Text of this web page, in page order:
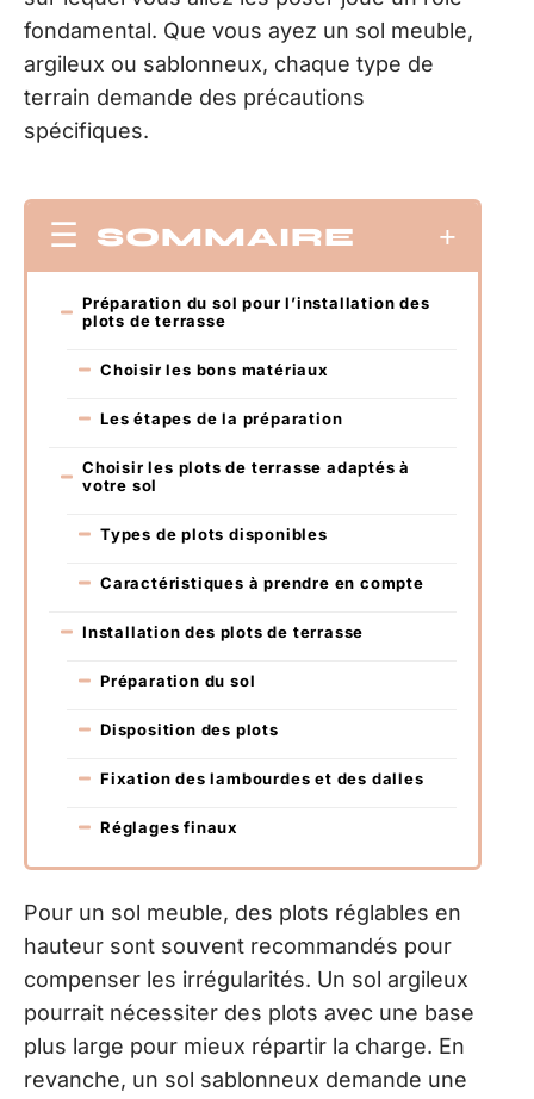
fondamental. Que vous ayez un sol meuble,
argileux ou sablonneux, chaque type de
terrain demande des précautions
spécifiques.
SOMMAIRE
Préparation du sol pour l’installation des
plots de terrasse
Choisir les bons matériaux
Les étapes de la préparation
Choisir les plots de terrasse adaptés à
votre sol
Types de plots disponibles
Caractéristiques à prendre en compte
Installation des plots de terrasse
Préparation du sol
Disposition des plots
Fixation des lambourdes et des dalles
Réglages finaux
Pour un sol meuble, des plots réglables en
hauteur sont souvent recommandés pour
compenser les irrégularités. Un sol argileux
pourrait nécessiter des plots avec une base
plus large pour mieux répartir la charge. En
revanche, un sol sablonneux demande une